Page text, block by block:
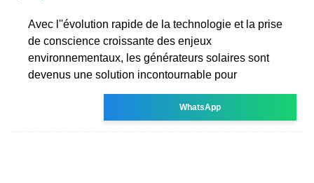
Avec l''évolution rapide de la technologie et la prise
de conscience croissante des enjeux
environnementaux, les générateurs solaires sont
devenus une solution incontournable pour
WhatsApp